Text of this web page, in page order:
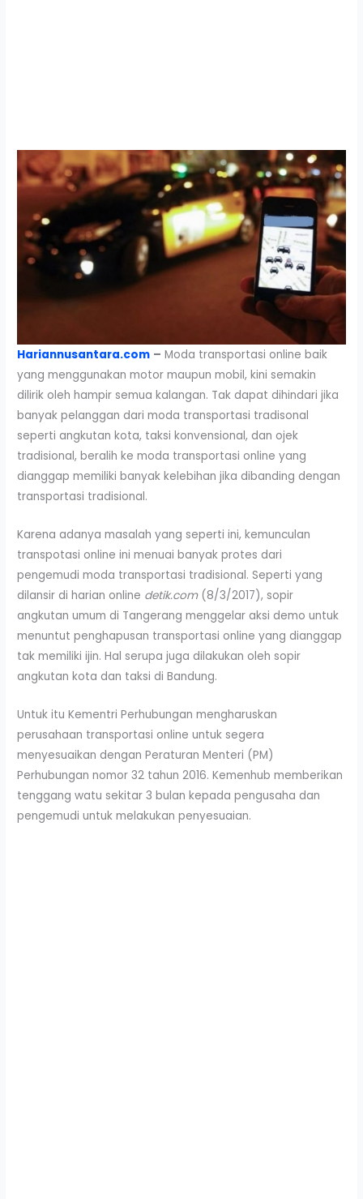
Hariannusantara.com – Moda transportasi online baik
yang menggunakan motor maupun mobil, kini semakin
dilirik oleh hampir semua kalangan. Tak dapat dihindari jika
banyak pelanggan dari moda transportasi tradisonal
seperti angkutan kota, taksi konvensional, dan ojek
tradisional, beralih ke moda transportasi online yang
dianggap memiliki banyak kelebihan jika dibanding dengan
transportasi tradisional.
Karena adanya masalah yang seperti ini, kemunculan
transpotasi online ini menuai banyak protes dari
pengemudi moda transportasi tradisional. Seperti yang
dilansir di harian online detik.com(8/3/2017), sopir
angkutan umum di Tangerang menggelar aksi demo untuk
menuntut penghapusan transportasi online yang dianggap
tak memiliki ijin. Hal serupa juga dilakukan oleh sopir
angkutan kota dan taksi di Bandung.
Untuk itu Kementri Perhubungan mengharuskan
perusahaan transportasi online untuk segera
menyesuaikan dengan Peraturan Menteri (PM)
Perhubungan nomor 32 tahun 2016. Kemenhub memberikan
tenggang watu sekitar 3 bulan kepada pengusaha dan
pengemudi untuk melakukan penyesuaian.